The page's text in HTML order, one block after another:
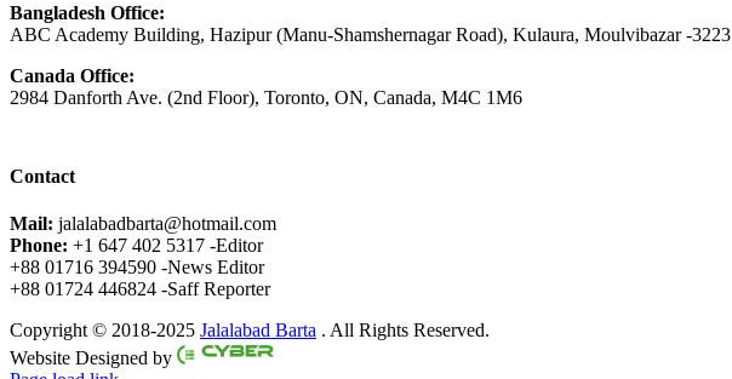
Bangladesh Office:
ABC Academy Building, Hazipur (Manu-Shamshernagar Road), Kulaura, Moulvibazar -3223
Canada Office:
2984 Danforth Ave. (2nd Floor), Toronto, ON, Canada, M4C 1M6
Contact
Mail: jalalabadbarta@hotmail.com
Phone: +1 647 402 5317 -Editor
+88 01716 394590 -News Editor
+88 01724 446824 -Saff Reporter
Copyright © 2018-2025 Jalalabad Barta . All Rights Reserved.
Website Designed by